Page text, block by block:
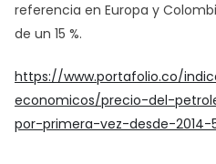
referencia en Europa y
de un 15 %.
https://www.portafolio.co/
economicos/precio-del-
por-primera-vez-desde-2014-